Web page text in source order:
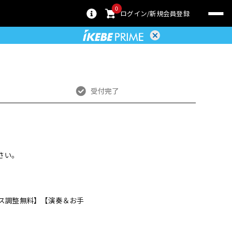
0
ログイン 新規会員登録
受付完了
。
調整無料】【演奏＆お手